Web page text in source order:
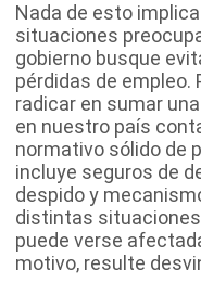
Nada de esto
situaciones
gobierno busque
pérdidas de empleo.
radicar en sumar
en nuestro país
normativo sólido de
incluye seguros de
despido y
distintas situaciones
puede verse
motivo, resulte